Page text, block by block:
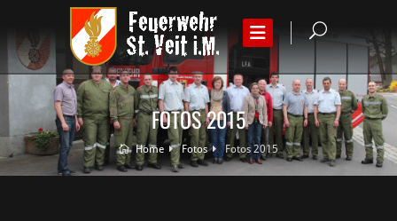
FOTOS 2015
Home Fotos Fotos 2015